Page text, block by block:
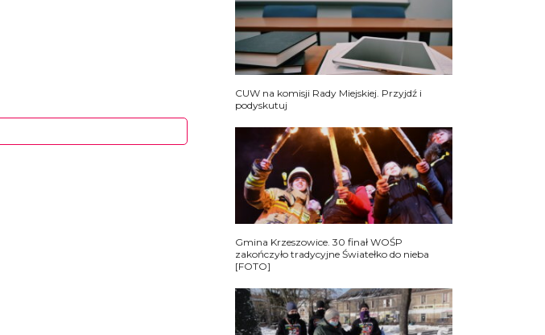
CUW na komisji Rady Miejskiej. Przyjdź i
podyskutuj
Gmina Krzeszowice. 30 finał WOŚP
zakończyło tradycyjne Światełko do nieba
[FOTO]